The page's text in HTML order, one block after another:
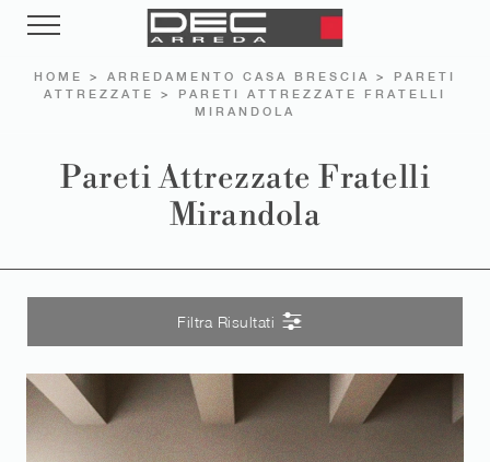
HOME > ARREDAMENTO CASA BRESCIA > PARETI
ATTREZZATE
> PARETI ATTREZZATE FRATELLI
MIRANDOLA
Pareti Attrezzate Fratelli
Mirandola
Filtra Risultati